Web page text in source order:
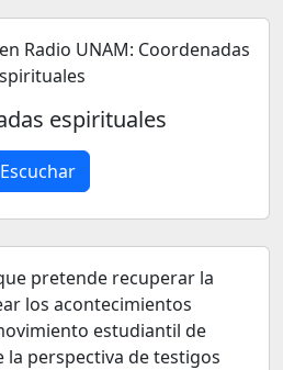
espirituales
Escuchar
pretende recuperar la
los acontecimientos
estudiantil de
la perspectiva de testigos